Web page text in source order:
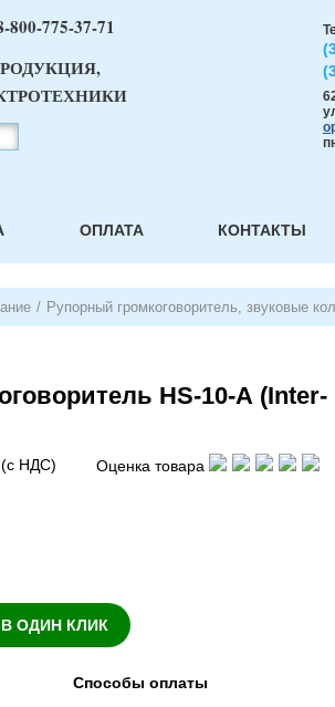
800-775-37-71
ОПЛАТА КОНТАКТЫ
/ Рупорный громкоговоритель, звуковые
HS-10-А (Inter-
НДС) Оценка товара
ОДИН КЛИК
Способы оплаты